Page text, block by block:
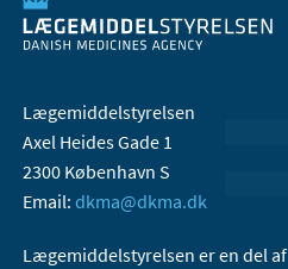
Lægemiddelstyrelsen
Axel Heides Gade 1
2300 København S
Email: dkma@dkma.dk
Lægemiddelstyrelsen er en del af